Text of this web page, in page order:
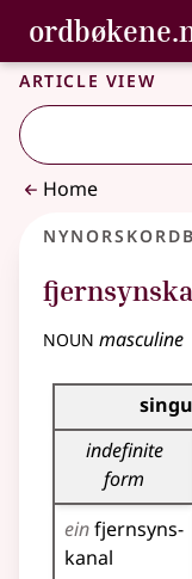
Skip to main
Accessibility
Bokmålsordboka and
Article view
Home
noun masculine
Inflection
indefinite
form
einfjernsyns­
kanal